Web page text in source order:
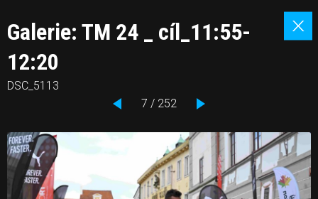
Galerie: TM 24 _ cíl_11:55-
12:20
DSC_5113
7 / 252